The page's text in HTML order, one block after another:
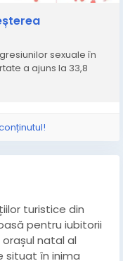
sexuale în
a ajuns la 33,8
turistice din
pentru iubitorii
natal al
situat în inima